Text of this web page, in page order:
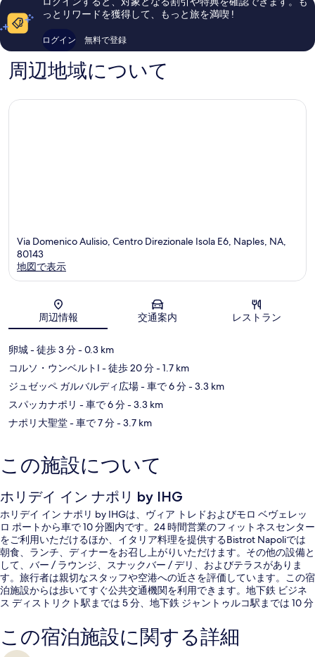
リ
シ
ィ
セ
タ
ー
1,440
件
件
の
口
コ
ミ
ミ
っとリワードを獲得して、もっと旅を満喫 !
ログイン 無料で登録
周辺地域について
Via Domenico Aulisio, Centro Direzionale Isola E6, Naples, NA,
80143
地図で表示
周辺情報 交通案内 レストラン
卵城- 徒歩 3 分- 0.3 km
コルソ・ウンベルトI - 徒歩 20 分- 1.7 km
ジュゼッペ ガルバルディ広場- 車で 6 分- 3.3 km
スパッカナポリ - 車で 6 分- 3.3 km
ナポリ大聖堂- 車で 7 分- 3.7 km
この施設について
ホリデイ イン ナポリ by IHG
ホリデイ イン ナポリ by IHGは、ヴィア トレドおよびモロ ベヴェレッ
ロ ポートから車で 10 分圏内です。24 時間営業のフィットネスセンター
をご利用いただけるほか、イタリア料理を提供するBistrot Napoliでは
朝食、ランチ、ディナーをお召し上がりいただけます。その他の設備と
して、バー / ラウンジ、スナックバー / デリ、およびテラスがありま
す。旅行者は親切なスタッフや空港への近さを評価しています。この宿
泊施設からは歩いてすぐ公共交通機関を利用できます。地下鉄 ビジネ
ス ディストリクト駅までは 5 分、地下鉄 ジャントゥルコ駅までは 10 分
この宿泊施設に関する詳細